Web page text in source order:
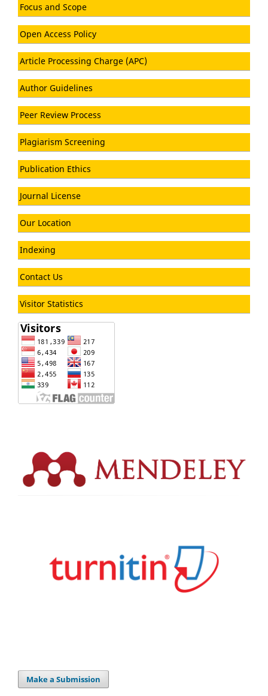
Focus and Scope
Open Access Policy
Article Processing Charge (APC)
Author Guidelines
Peer Review Process
Plagiarism Screening
Publication Ethics
Journal License
Our Location
Indexing
Contact Us
Visitor Statistics
Make a Submission